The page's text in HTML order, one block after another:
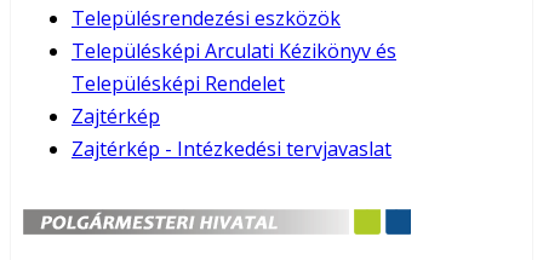
Településrendezési eszközök
Településképi Arculati Kézikönyv és
Településképi Rendelet
Zajtérkép
Zajtérkép - Intézkedési tervjavaslat